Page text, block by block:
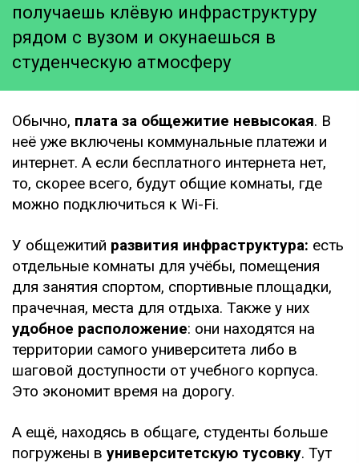
получаешь клёвую инфраструктуру
рядом с вузом и окунаешься в
студенческую атмосферу
Обычно, плата за общежитие невысокая. В
неё уже включены коммунальные платежи и
интернет. А если бесплатного интернета нет,
то, скорее всего, будут общие комнаты, где
можно подключиться к Wi-Fi.
У общежитий развития инфраструктура: есть
отдельные комнаты для учёбы, помещения
для занятия спортом, спортивные площадки,
прачечная, места для отдыха. Также у них
удобное расположение: они находятся на
территории самого университета либо в
шаговой доступности от учебного корпуса.
Это экономит время на дорогу.
А ещё, находясь в общаге, студенты больше
погружены в университетскую тусовку. Тут